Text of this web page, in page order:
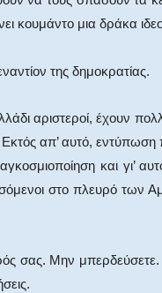
κουμάντο μια δράκα
της δημοκρατίας.
αριστεροί, έχουν
απ’ αυτό, εντύπωση
και γι’
στο πλευρό των
σας. Μην μπερδεύσετε.